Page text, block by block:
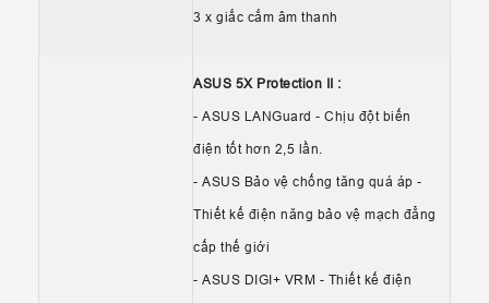
3 x giắc cắm âm thanh
ASUS 5X Protection II :
- ASUS LANGuard - Chịu đột biến
điện tốt hơn 2,5 lần.
- ASUS Bảo vệ chống tăng quá áp -
Thiết kế điện năng bảo vệ mạch đẳng
cấp thế giới
- ASUS DIGI+ VRM - Thiết kế điện